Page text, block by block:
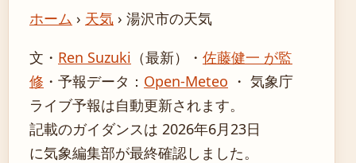
ホーム › 天気 › 湯沢市の天気
文・ Ren Suzuki （最新） ・ 佐藤健一 が監
修 ・ 予報データ： Open-Meteo ・ 気象庁
ライブ予報は自動更新されます。
記載のガイダンスは 2026年6月23日
に気象編集部が最終確認しました。